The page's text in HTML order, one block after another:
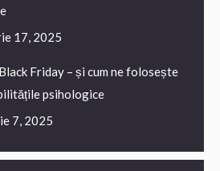
17, 2025
Friday – și cum ne folosește
psihologice
7, 2025